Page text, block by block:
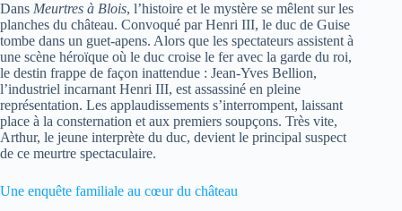
Dans Meurtres à Blois, l’histoire et le mystère se mêlent sur les
planches du château. Convoqué par Henri III, le duc de Guise
tombe dans un guet-apens. Alors que les spectateurs assistent à
une scène héroïque où le duc croise le fer avec la garde du roi,
le destin frappe de façon inattendue : Jean-Yves Bellion,
l’industriel incarnant Henri III, est assassiné en pleine
représentation. Les applaudissements s’interrompent, laissant
place à la consternation et aux premiers soupçons. Très vite,
Arthur, le jeune interprète du duc, devient le principal suspect
de ce meurtre spectaculaire.
Une enquête familiale au cœur du château